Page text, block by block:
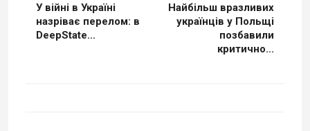
У війні в Україні
назріває перелом: в
DeepState...
Найбільш вразливих
українців у Польщі
позбавили
критично...